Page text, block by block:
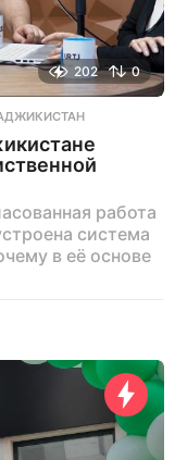
202 0
работа
система
в её основе